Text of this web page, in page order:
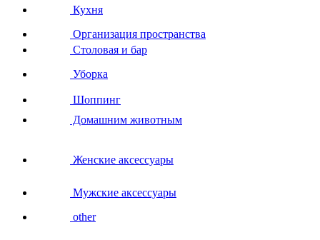
Кухня
Организация пространства
Столовая и бар
Уборка
Шоппинг
Домашним животным
Женские аксессуары
Мужские аксессуары
other